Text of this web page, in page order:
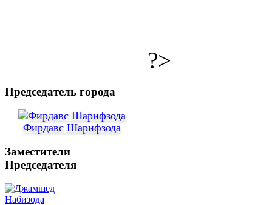
?>
Председатель города
Фирдавс Шарифзода
Заместители
Председателя